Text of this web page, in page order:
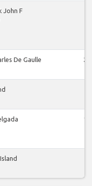
John F
De Gaulle 21
10